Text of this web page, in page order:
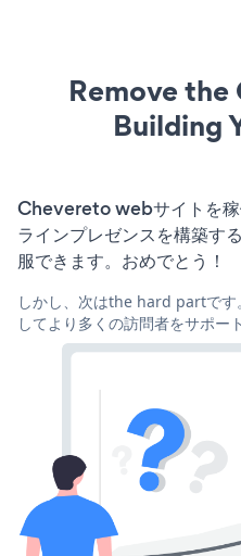
Remove the
Building
Chevereto webサイトを稼
ラインプレゼンスを構築す
服できます。おめでとう！
しかし、次はthe hard partで
してより多くの訪問者をサポー